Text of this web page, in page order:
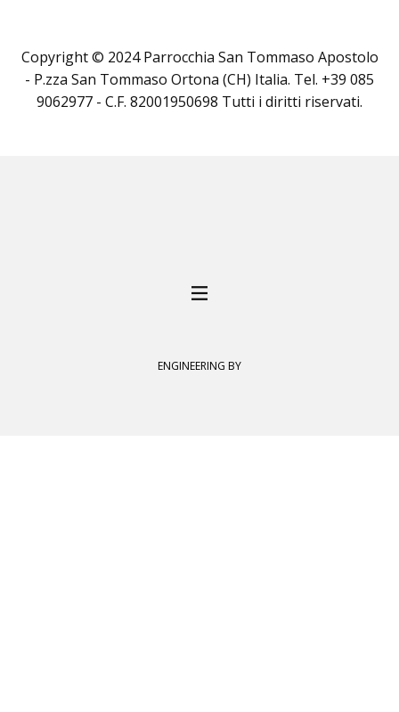
Copyright © 2024 Parrocchia San Tommaso Apostolo
- P.zza San Tommaso Ortona (CH) Italia. Tel. +39 085
9062977 - C.F. 82001950698 Tutti i diritti riservati.
ENGINEERING BY